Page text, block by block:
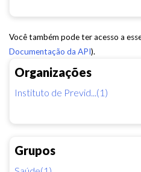
Organizações
Instituto de Previd...(1)
Grupos
Você também pode ter acesso a
Documentação da API).